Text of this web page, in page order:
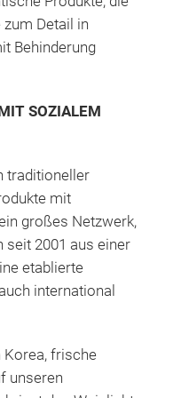
Detail in
Behinderung
SOZIALEM
traditioneller
mit
großes Netzwerk,
seit 2001 aus einer
etablierte
international
Korea, frische
unseren